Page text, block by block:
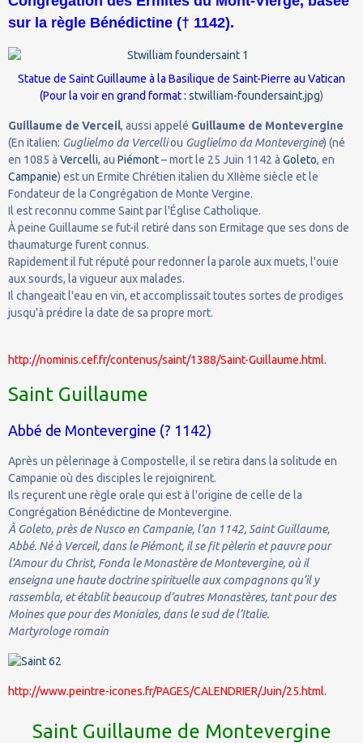
sur la règle Bénédictine († 1142).
Statue de Saint Guillaume à la Basilique de Saint-Pierre au Vatican
(Pour la voir en grand format : stwilliam-foundersaint.jpg)
Guillaume de Verceil, aussi appelé Guillaume de Montevergine
(En italien: Guglielmo da Vercelliou Guglielmo da Montevergine) (né
en 1085 à Vercelli, au Piémont– mort le 25 Juin 1142 à Goleto, en
Campanie) est un Ermite Chrétien italien du XIIème siècle et le
Fondateur de la Congrégation de Monte Vergine.
Il est reconnu comme Saint par l'Église Catholique.
À peine Guillaume se fut-il retiré dans son Ermitage que ses dons de
thaumaturge furent connus.
Rapidement il fut réputé pour redonner la parole aux muets, l'ouïe
aux sourds, la vigueur aux malades.
Il changeait l'eau en vin, et accomplissait toutes sortes de prodiges
jusqu'à prédire la date de sa propre mort.
http://nominis.cef.fr/contenus/saint/1388/Saint-Guillaume.html.
Saint Guillaume
Abbé de Montevergine (? 1142)
Après un pèlerinage à Compostelle, il se retira dans la solitude en
Campanie où des disciples le rejoignirent.
Ils reçurent une règle orale qui est à l'origine de celle de la
Congrégation Bénédictine de Montevergine.
À Goleto, près de Nusco en Campanie, l’an 1142, Saint Guillaume,
Abbé. Né à Verceil, dans le Piémont, il se fit pèlerin et pauvre pour
l’Amour du Christ, Fonda le Monastère de Montevergine, où il
enseigna une haute doctrine spirituelle aux compagnons qu’il y
rassembla, et établit beaucoup d’autres Monastères, tant pour des
Moines que pour des Moniales, dans le sud de l’Italie.
Martyrologe romain
http://www.peintre-icones.fr/PAGES/CALENDRIER/Juin/25.html.
Saint Guillaume de Montevergine